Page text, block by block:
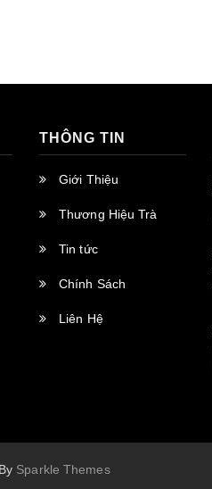
THÔNG TIN
Giới Thiệu
Thương Hiệu Trà
Tin tức
Chính Sách
Liên Hệ
Sparkle Themes